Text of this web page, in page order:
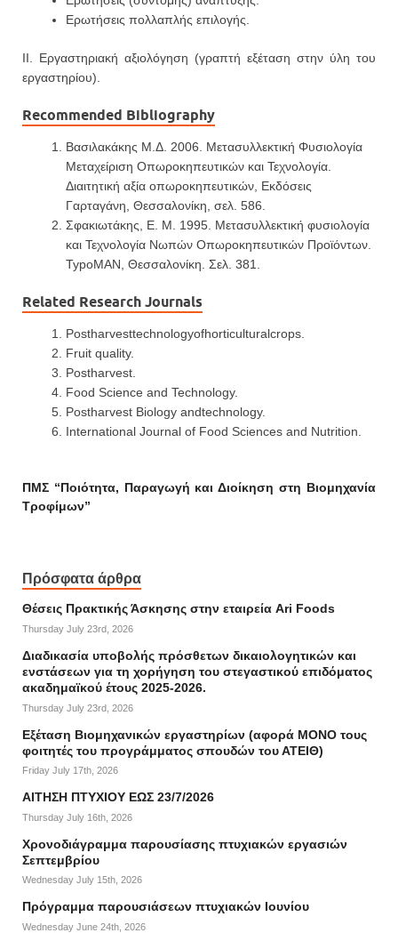
Ερωτήσεις πολλαπλής επιλογής.
ΙΙ. Εργαστηριακή αξιολόγηση (γραπτή εξέταση στην ύλη του
εργαστηρίου).
Recommended Bibliography
Βασιλακάκης Μ.Δ. 2006. Μετασυλλεκτική Φυσιολογία
Μεταχείριση Οπωροκηπευτικών και Τεχνολογία.
Διαιτητική αξία οπωροκηπευτικών, Εκδόσεις
Γαρταγάνη, Θεσσαλονίκη, σελ. 586.
Σφακιωτάκης, Ε. Μ. 1995. Μετασυλλεκτική φυσιολογία
και Τεχνολογία Νωπών Οπωροκηπευτικών Προϊόντων.
TypoMAN, Θεσσαλονίκη. Σελ. 381.
Related Research Journals
Postharvesttechnologyofhorticulturalcrops.
Fruit quality.
Postharvest.
Food Science and Technology.
Postharvest Biology andtechnology.
International Journal of Food Sciences and Nutrition.
ΠΜΣ “Ποιότητα, Παραγωγή και Διοίκηση στη Βιομηχανία
Τροφίμων”
Πρόσφατα άρθρα
Θέσεις Πρακτικής Άσκησης στην εταιρεία Ari Foods
Thursday July 23rd, 2026
Διαδικασία υποβολής πρόσθετων δικαιολογητικών και
ενστάσεων για τη χορήγηση του στεγαστικού επιδόματος
ακαδημαϊκού έτους 2025-2026.
Thursday July 23rd, 2026
Εξέταση Βιομηχανικών εργαστηρίων (αφορά ΜΟΝΟ τους
φοιτητές του προγράμματος σπουδών του ΑΤΕΙΘ)
Friday July 17th, 2026
ΑΙΤΗΣΗ ΠΤΥΧΙΟΥ ΕΩΣ 23/7/2026
Thursday July 16th, 2026
Χρονοδιάγραμμα παρουσίασης πτυχιακών εργασιών
Σεπτεμβρίου
Wednesday July 15th, 2026
Πρόγραμμα παρουσιάσεων πτυχιακών Ιουνίου
Wednesday June 24th, 2026